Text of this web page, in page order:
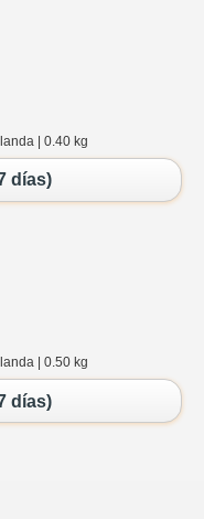
| 0.40 kg
días)
| 0.50 kg
días)